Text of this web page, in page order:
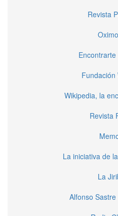
Revista
Fundación
Wikipedia, la
Revista
La iniciativa de
La
Alfonso